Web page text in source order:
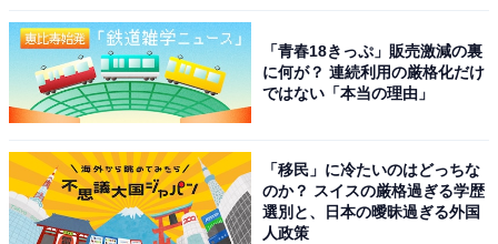
「青春18きっぷ」販売激減の裏
に何が？ 連続利用の厳格化だけ
ではない「本当の理由」
「移民」に冷たいのはどっちな
のか？ スイスの厳格過ぎる学歴
選別と、日本の曖昧過ぎる外国
人政策